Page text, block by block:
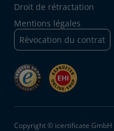
Droit de rétractation
Mentions légales
Révocation du contrat
Copyright © icertificate GmbH